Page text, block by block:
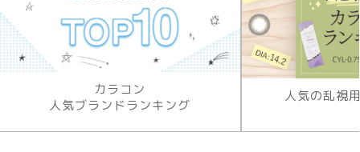
カラコン
人気ブランドランキング
人気の乱視